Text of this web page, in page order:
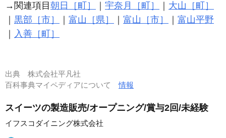
→関連項目 朝日［町］ 宇奈月［町］
大山［町］
黒部［市］ 富山［県］ 富山［市］
富山平野
入善［町］
出典 株式会社平凡社
百科事典マイペディアについて情報
スイーツの製造販売/オープニング/賞与2回/未経験
イフスコダイニング株式会社